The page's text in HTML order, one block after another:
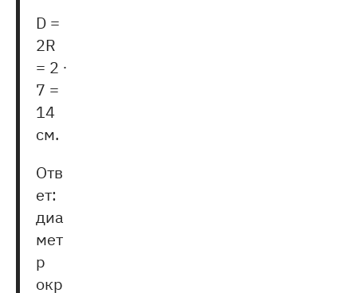
D =
2R
= 2 ∙
7 =
14
см.
Отв
ет:
диа
мет
р
окр